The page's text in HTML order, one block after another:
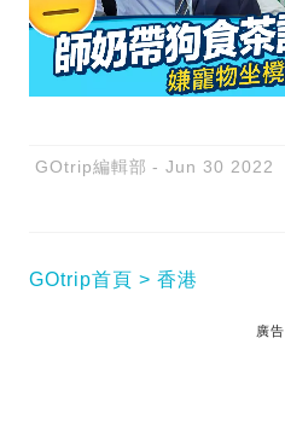
GOtrip編輯部 Jun 30 2022
GOtrip首頁 香港
廣告